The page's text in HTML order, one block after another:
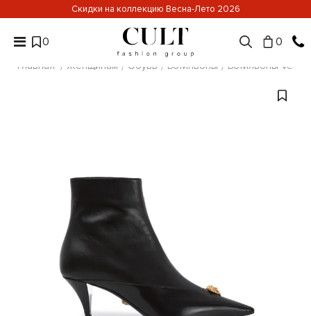
Скидки на коллекцию Весна-Лето 2026
0 0
Главная Женщинам Обувь Ботильоны Ботильоны